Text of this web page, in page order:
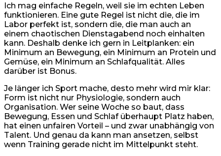
Ich mag einfache Regeln, weil sie im echten Leben
funktionieren. Eine gute Regel ist nicht die, die im
Labor perfekt ist, sondern die, die man auch an
einem chaotischen Dienstagabend noch einhalten
kann. Deshalb denke ich gern in Leitplanken: ein
Minimum an Bewegung, ein Minimum an Protein und
Gemüse, ein Minimum an Schlafqualität. Alles
darüber ist Bonus.
Je länger ich Sport mache, desto mehr wird mir klar:
Form ist nicht nur Physiologie, sondern auch
Organisation. Wer seine Woche so baut, dass
Bewegung, Essen und Schlaf überhaupt Platz haben,
hat einen unfairen Vorteil – und zwar unabhängig von
Talent. Und genau da kann man ansetzen, selbst
wenn Training gerade nicht im Mittelpunkt steht.